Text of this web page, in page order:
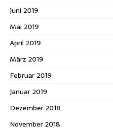
Juni 2019
Mai 2019
April 2019
März 2019
Februar 2019
Januar 2019
Dezember 2018
November 2018